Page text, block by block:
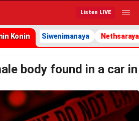
Listen LIVE
Konin Siwenimanaya Nethsaraya
body found in a car in